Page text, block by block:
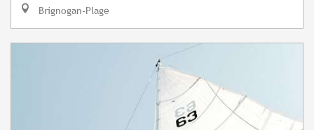
Brignogan-Plage